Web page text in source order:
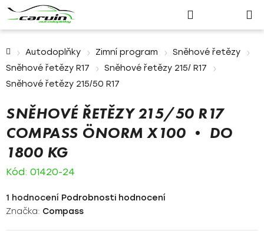
Přihlášení
košík
Autodoplňky Zimní program
Sněhové řetězy
Sněhové řetězy R17
Sněhové řetězy 215/ R17
Sněhové řetězy 215/50 R17
SNĚHOVÉ ŘETĚZY 215/50 R17
COMPASS ÖNORM X100 • DO
1800 KG
Kód: 01420-24
Průměrné
hodnocení
1 hodnocení Podrobnosti hodnocení
Značka: Compass